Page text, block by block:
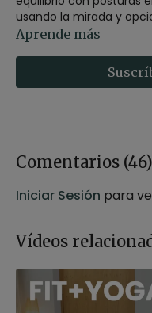
usando la mirada y
Esta clase ha sido
Aprende más
Comentarios (46)
Iniciar Sesión para
Vídeos